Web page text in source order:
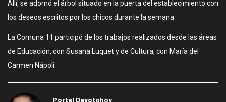
Allí, se adornó el árbol situado en la puerta del establecimiento con
los deseos escritos por los chicos durante la semana.
La Comuna 11 participó de los trabajos realizados desde las áreas
de Educación, con Susana Luquet y de Cultura, con María del
Carmen Nápoli.
Portal Devotohoy